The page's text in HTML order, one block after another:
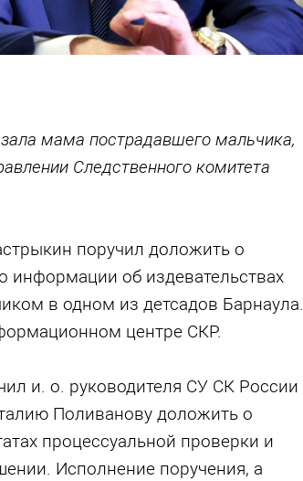
мама пострадавшего мальчика,
Следственного комитета
поручил доложить о
информации об издевательствах
в одном из детсадов Барнаула.
центре СКР.
и. о. руководителя СУ СК России
Поливанову доложить о
процессуальной проверки и
Исполнение поручения, а